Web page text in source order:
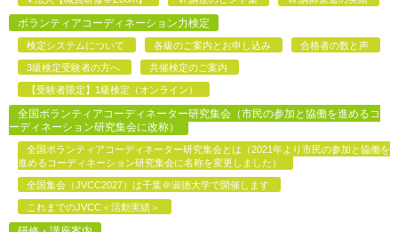
ボランティアコーディネーション力検定
検定システムについて 各級のご案内とお申し込み 合格者の数と声
3級検定受験者の方へ 共催検定のご案内
【受験者限定】1級検定（オンライン）
全国ボランティアコーディネーター研究集会（市民の参加と協働を進めるコ
ーディネーション研究集会に改称）
全国ボランティアコーディネーター研究集会とは（2021年より市民の参加と協働を
進めるコーディネーション研究集会に名称を変更しました）
全国集会（JVCC2027）は千葉＠淑徳大学で開催します
これまでのJVCC＜活動実績＞